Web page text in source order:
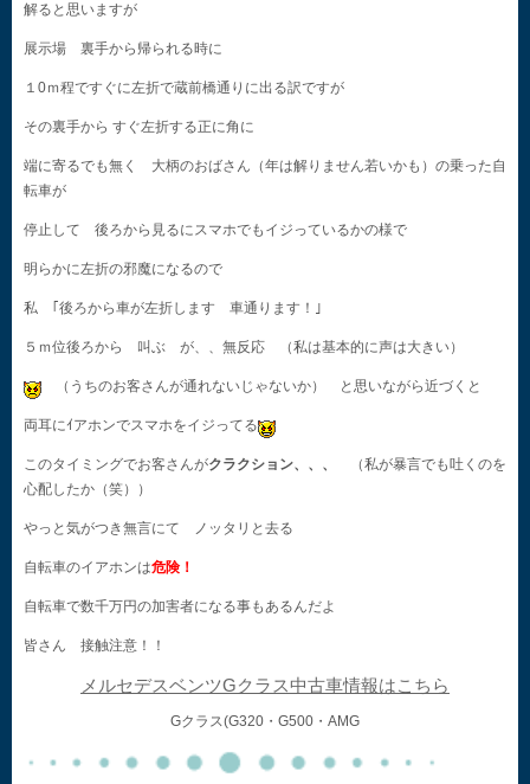
解ると思いますが
展示場 裏手から帰られる時に
１0ｍ程ですぐに左折で蔵前橋通りに出る訳ですが
その裏手から すぐ左折する正に角に
端に寄るでも無く 大柄のおばさん（年は解りません若いかも）の乗った自
転車が
停止して 後ろから見るにスマホでもイジっているかの様で
明らかに左折の邪魔になるので
私 ｢後ろから車が左折します 車通ります！｣
５ｍ位後ろから 叫ぶ が、、無反応 （私は基本的に声は大きい）
（うちのお客さんが通れないじゃないか） と思いながら近づくと
両耳にｲアホンでスマホをイジってる
このタイミングでお客さんがクラクション、、、
（私が暴言でも吐くのを
心配したか（笑））
やっと気がつき無言にて ノッタリと去る
自転車のイアホンは危険！
自転車で数千万円の加害者になる事もあるんだよ
皆さん 接触注意！！
メルセデスベンツGクラス中古車情報はこちら
Gクラス(G320・G500・AMG